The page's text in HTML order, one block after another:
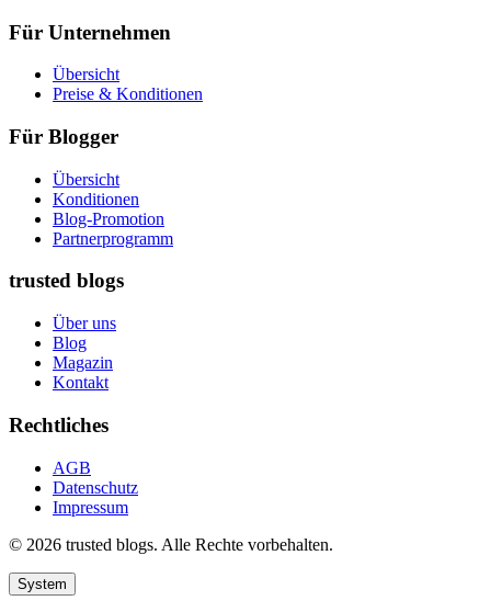
Für Unternehmen
Übersicht
Preise & Konditionen
Für Blogger
Übersicht
Konditionen
Blog-Promotion
Partnerprogramm
trusted blogs
Über uns
Blog
Magazin
Kontakt
Rechtliches
AGB
Datenschutz
Impressum
© 2026 trusted blogs. Alle Rechte vorbehalten.
System